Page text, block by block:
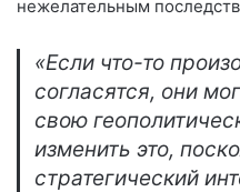
нежелательным
«Если что-то
согласятся, они
свою
изменить это,
стратегический